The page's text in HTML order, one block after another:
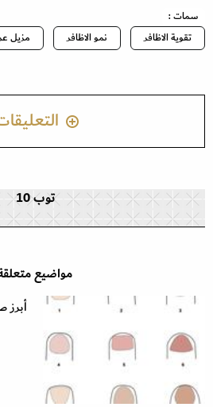
سمات :
تقوية الاظافر
نمو الاظافر مزيل
توب 10
مواضيع
أبرز